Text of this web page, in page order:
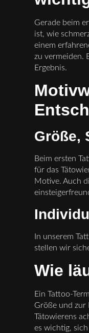
Gerade beim
ist, wie
einem
zu vermeiden.
Ergebnis.
Größe,
Beim ersten
für das
Motive. Auch
In unserem
stellen wir
Wie
Ein Tattoo-
Größe und zur
Tätowierens
es wichtig,